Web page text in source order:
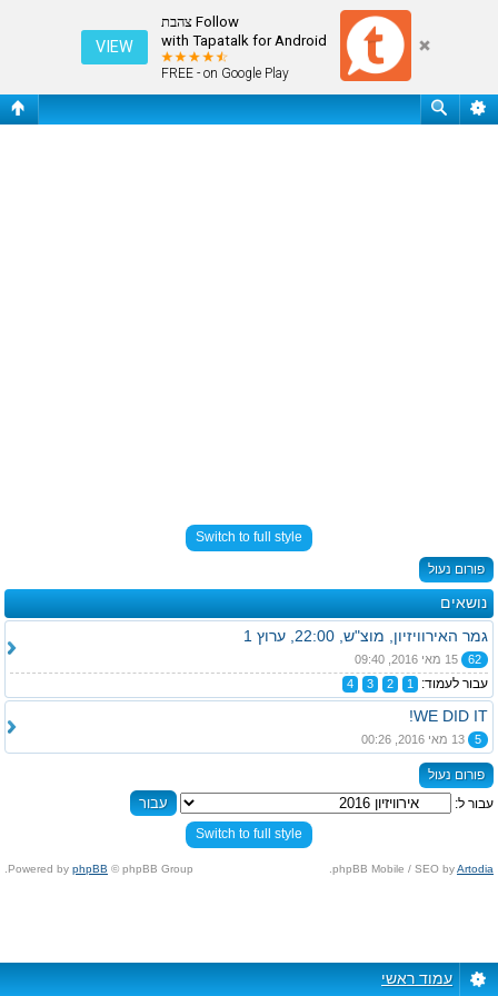
Follow צהבת
with Tapatalk for Android
FREE - on Google Play
VIEW
אירוויזיון 2016
Switch to full style
פורום נעול
נושאים
גמר האירוויזיון, מוצ"ש, 22:00, ערוץ 1
62
עבור לעמוד: 1
2
3
4
WE DID IT!
5
פורום נעול
עבור ל:
Switch to full style
Powered by phpBB © phpBB Group. phpBB Mobile / SEO byArtodia
.
עמוד ראשי